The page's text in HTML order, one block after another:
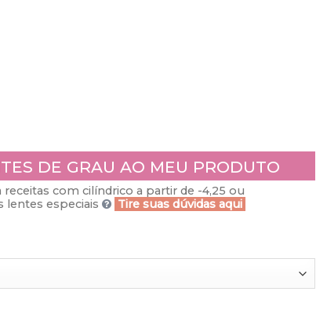
DE GRAU AO MEU PRODUTO
receitas com cilíndrico a partir de -4,25 ou
lentes especiais
Tire suas dúvidas aqui